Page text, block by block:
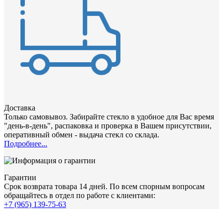
Доставка
Только самовывоз. Забирайте стекло в удобное для Вас время
"день-в-день", распаковка и проверка в Вашем присутствии,
оперативный обмен - выдача стекл со склада.
Подробнее...
Гарантии
Срок возврата товара 14 дней. По всем спорным вопросам
обращайтесь в отдел по работе с клиентами:
+7 (965) 139-75-63